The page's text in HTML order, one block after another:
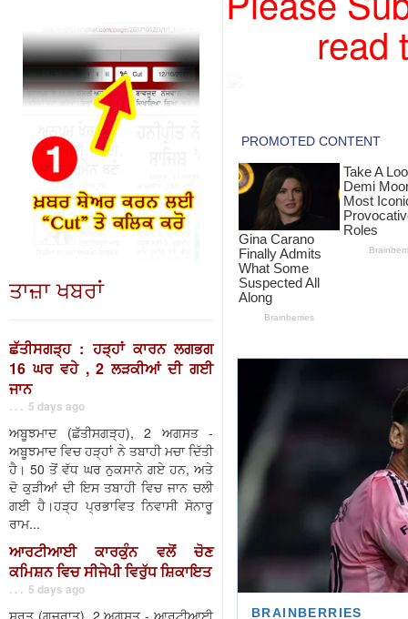
ਤਾਜ਼ਾ ਖਬਰਾਂ
ਛੱਤੀਸਗੜ੍ਹ : ਹੜ੍ਹਾਂ ਕਾਰਨ ਲਗਭਗ
16 ਘਰ ਵਹੇ , 2 ਲੜਕੀਆਂ ਦੀ ਗਈ
ਜਾਨ
. . . 5 days ago
ਅਬੂਝਮਾਦ (ਛੱਤੀਸਗੜ੍ਹ), 2 ਅਗਸਤ -
ਅਬੂਝਮਾਦ ਵਿਚ ਹੜ੍ਹਾਂ ਨੇ ਤਬਾਹੀ ਮਚਾ ਦਿੱਤੀ
ਹੈ। 50 ਤੋਂ ਵੱਧ ਘਰ ਨੁਕਸਾਨੇ ਗਏ ਹਨ, ਅਤੇ
ਦੋ ਕੁੜੀਆਂ ਦੀ ਇਸ ਤਬਾਹੀ ਵਿਚ ਜਾਨ ਚਲੀ
ਗਈ ਹੈ।ਹੜ੍ਹ ਪ੍ਰਭਾਵਿਤ ਨਿਵਾਸੀ ਸੋਨਾਰੂ
ਰਾਮ...
ਆਰਟੀਆਈ ਕਾਰਕੁੰਨ ਵਲੋਂ ਚੋਣ
ਕਮਿਸ਼ਨ ਵਿਚ ਸੀਜੇਪੀ ਵਿਰੁੱਧ ਸ਼ਿਕਾਇਤ
. . . 5 days ago
ਸੂਰਤ (ਗੁਜਰਾਤ), 2 ਅਗਸਤ - ਆਰਟੀਆਈ
read